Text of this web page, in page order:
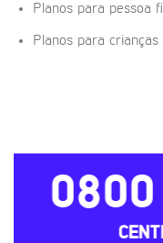
Planos para pessoa
Planos para crianças